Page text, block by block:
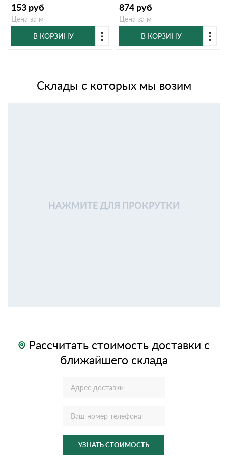
153 руб
Цена за м
В КОРЗИНУ
874 руб
Цена за м
В КОРЗИНУ
Склады с которых мы возим
НАЖМИТЕ ДЛЯ ПРОКРУТКИ
Рассчитать стоимость доставки с
ближайшего склада
УЗНАТЬ СТОИМОСТЬ